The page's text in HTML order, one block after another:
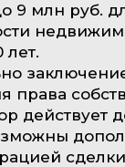
9 млн руб.
лет.
права
действует